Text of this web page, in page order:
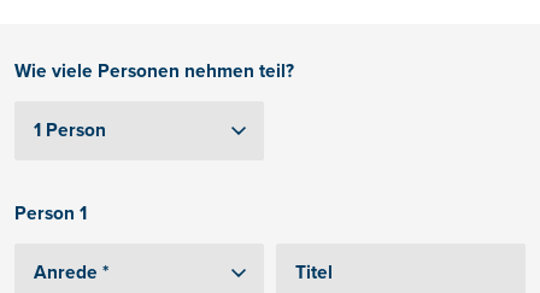
Wie viele Personen nehmen teil?
Person 1